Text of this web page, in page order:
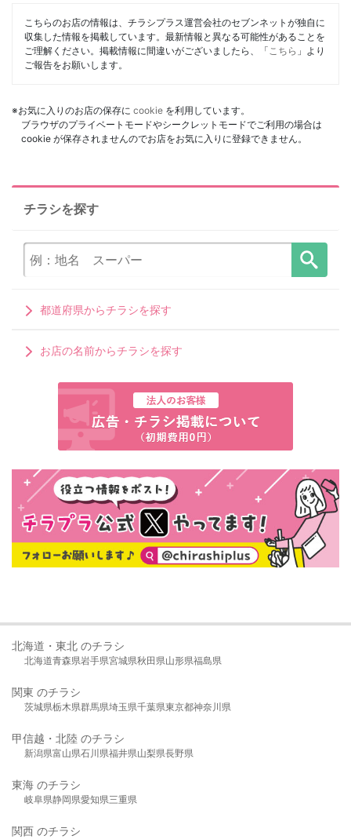
こちらのお店の情報は、チラシプラス運営会社のセブンネットが独自に
収集した情報を掲載しています。最新情報と異なる可能性があることを
ご理解ください。掲載情報に間違いがございましたら、「 こちら 」より
ご報告をお願いします。
※お気に入りのお店の保存に cookie を利用しています。
ブラウザのプライベートモードやシークレットモードでご利用の場合は
cookie が保存されませんのでお店をお気に入りに登録できません。
チラシを探す
都道府県からチラシを探す
お店の名前からチラシを探す
北海道・東北 のチラシ
北海道青森県岩手県宮城県秋田県山形県福島県
関東 のチラシ
茨城県栃木県群馬県埼玉県千葉県東京都神奈川県
甲信越・北陸 のチラシ
新潟県富山県石川県福井県山梨県長野県
東海 のチラシ
岐阜県静岡県愛知県三重県
関西 のチラシ